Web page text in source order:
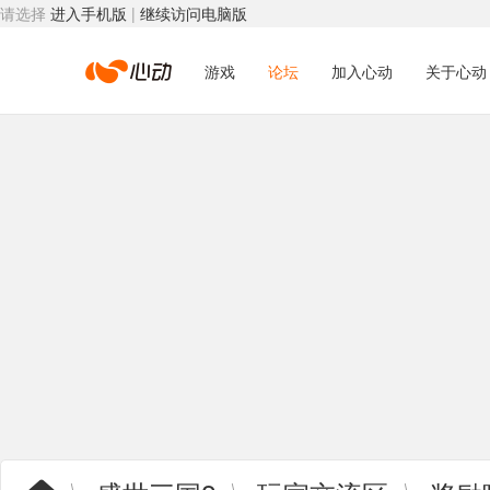
请选择 进入手机版 | 继续访问电脑版
心 游戏 论坛 加入心动 关于心动